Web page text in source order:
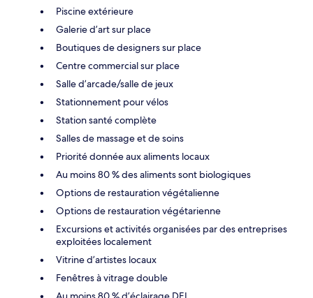
Piscine extérieure
Galerie d’art sur place
Boutiques de designers sur place
Centre commercial sur place
Salle d’arcade/salle de jeux
Stationnement pour vélos
Station santé complète
Salles de massage et de soins
Priorité donnée aux aliments locaux
Au moins 80 % des aliments sont biologiques
Options de restauration végétalienne
Options de restauration végétarienne
Excursions et activités organisées par des entreprises
exploitées localement
Vitrine d’artistes locaux
Fenêtres à vitrage double